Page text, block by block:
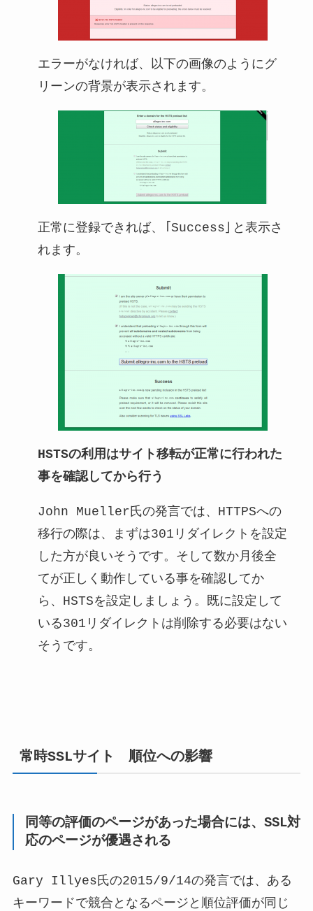
エラーがなければ、以下の画像のようにグ
リーンの背景が表示されます。
正常に登録できれば、「Success」と表示さ
れます。
HSTSの利用はサイト移転が正常に行われた
事を確認してから行う
John Mueller氏の発言では、HTTPSへの
移行の際は、まずは301リダイレクトを設定
した方が良いそうです。そして数か月後全
てが正しく動作している事を確認してか
ら、HSTSを設定しましょう。既に設定して
いる301リダイレクトは削除する必要はない
そうです。
常時SSLサイト 順位への影響
同等の評価のページがあった場合には、SSL対
応のページが優遇される
Gary Illyes氏の2015/9/14の発言では、ある
キーワードで競合となるページと順位評価が同じ